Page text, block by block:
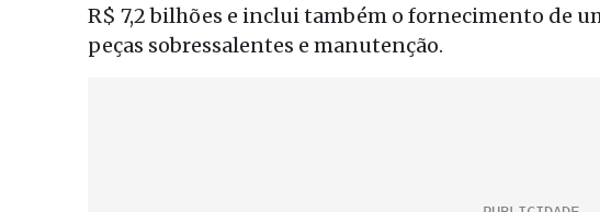
R$ 7,2 bilhões e inclui também o fornecimento de
peças sobressalentes e manutenção.